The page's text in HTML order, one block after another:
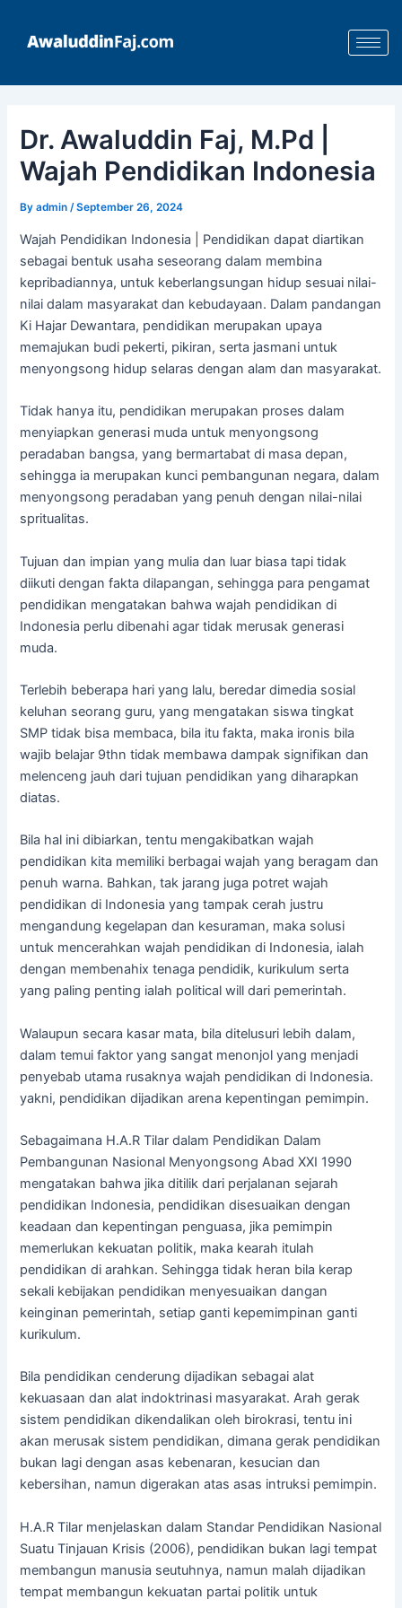
content
Dr. Awaluddin Faj, M.Pd |
Wajah Pendidikan Indonesia
Byadmin/September 26, 2024
Wajah Pendidikan Indonesia | Pendidikan dapat diartikan
sebagai bentuk usaha seseorang dalam membina
kepribadiannya, untuk keberlangsungan hidup sesuai nilai-
nilai dalam masyarakat dan kebudayaan. Dalam pandangan
Ki Hajar Dewantara, pendidikan merupakan upaya
memajukan budi pekerti, pikiran, serta jasmani untuk
menyongsong hidup selaras dengan alam dan masyarakat.
Tidak hanya itu, pendidikan merupakan proses dalam
menyiapkan generasi muda untuk menyongsong
peradaban bangsa, yang bermartabat di masa depan,
sehingga ia merupakan kunci pembangunan negara, dalam
menyongsong peradaban yang penuh dengan nilai-nilai
spritualitas.
Tujuan dan impian yang mulia dan luar biasa tapi tidak
diikuti dengan fakta dilapangan, sehingga para pengamat
pendidikan mengatakan bahwa wajah pendidikan di
Indonesia perlu dibenahi agar tidak merusak generasi
muda.
Terlebih beberapa hari yang lalu, beredar dimedia sosial
keluhan seorang guru, yang mengatakan siswa tingkat
SMP tidak bisa membaca, bila itu fakta, maka ironis bila
wajib belajar 9thn tidak membawa dampak signifikan dan
melenceng jauh dari tujuan pendidikan yang diharapkan
diatas.
Bila hal ini dibiarkan, tentu mengakibatkan wajah
pendidikan kita memiliki berbagai wajah yang beragam dan
penuh warna. Bahkan, tak jarang juga potret wajah
pendidikan di Indonesia yang tampak cerah justru
mengandung kegelapan dan kesuraman, maka solusi
untuk mencerahkan wajah pendidikan di Indonesia, ialah
dengan membenahix tenaga pendidik, kurikulum serta
yang paling penting ialah political will dari pemerintah.
Walaupun secara kasar mata, bila ditelusuri lebih dalam,
dalam temui faktor yang sangat menonjol yang menjadi
penyebab utama rusaknya wajah pendidikan di Indonesia.
yakni, pendidikan dijadikan arena kepentingan pemimpin.
Sebagaimana H.A.R Tilar dalam Pendidikan Dalam
Pembangunan Nasional Menyongsong Abad XXI 1990
mengatakan bahwa jika ditilik dari perjalanan sejarah
pendidikan Indonesia, pendidikan disesuaikan dengan
keadaan dan kepentingan penguasa, jika pemimpin
memerlukan kekuatan politik, maka kearah itulah
pendidikan di arahkan. Sehingga tidak heran bila kerap
sekali kebijakan pendidikan menyesuaikan dangan
keinginan pemerintah, setiap ganti kepemimpinan ganti
kurikulum.
Bila pendidikan cenderung dijadikan sebagai alat
kekuasaan dan alat indoktrinasi masyarakat. Arah gerak
sistem pendidikan dikendalikan oleh birokrasi, tentu ini
akan merusak sistem pendidikan, dimana gerak pendidikan
bukan lagi dengan asas kebenaran, kesucian dan
kebersihan, namun digerakan atas asas intruksi pemimpin.
H.A.R Tilar menjelaskan dalam Standar Pendidikan Nasional
Suatu Tinjauan Krisis (2006), pendidikan bukan lagi tempat
membangun manusia seutuhnya, namun malah dijadikan
tempat membangun kekuatan partai politik untuk
navigation